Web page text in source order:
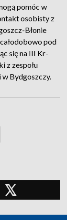
pomóc w
osobisty z
Błonie
pod
się na III Kr-
z zespołu
Bydgoszczy.